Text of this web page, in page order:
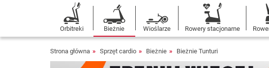
Orbitreki Bieżnie Wioślarze Rowery stacjonarne
Strona główna Sprzęt cardio Bieżnie Bieżnie Tunturi